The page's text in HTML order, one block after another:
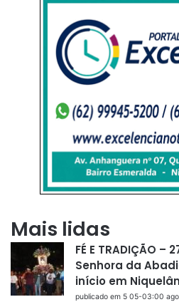
Mais lidas
FÉ E TRADIÇÃO –
Senhora da
início em
publicado em 5 05-03:00